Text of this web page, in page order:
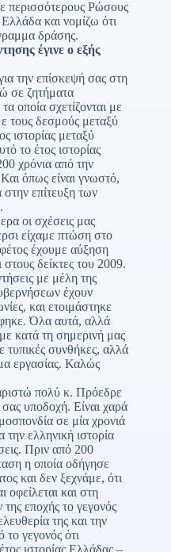
περισσότερους Ρώσους
και νομίζω ότι
δράσης.
έγινε ο εξής
την επίσκεψή σας στη
σε ζητήματα
οποία σχετίζονται με
τους δεσμούς μεταξύ
ιστορίας μεταξύ
το έτος ιστορίας
χρόνια από την
όπως είναι γνωστό,
επίτευξη των
οι σχέσεις μας
είχαμε πτώση στο
έχουμε αύξηση
δείκτες του 2009.
με μέλη της
έχουν
και ετοιμάστηκε
Όλα αυτά, αλλά
κατά τη σημερινή μας
τυπικές συνθήκες, αλλά
εργασίας. Καλώς
πολύ κ. Πρόεδρε
υποδοχή. Είναι χαρά
σε μία χρονιά
την ελληνική ιστορία
Πριν από 200
η οποία οδήγησε
και δεν ξεχνάμε, ότι
και στη
εποχής το γεγονός
της και την
το γεγονός ότι
ιστορίας Ελλάδας –